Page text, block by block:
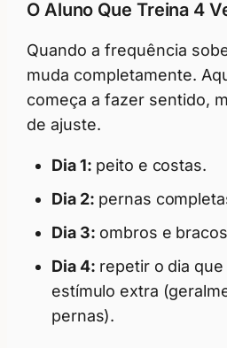
O Aluno Que Treina 4
Quando a frequência
muda completamente.
começa a fazer sentido,
de ajuste.
Dia 1: peito e costas.
Dia 2: pernas
Dia 3: ombros e
Dia 4: repetir o dia
estímulo extra
pernas).